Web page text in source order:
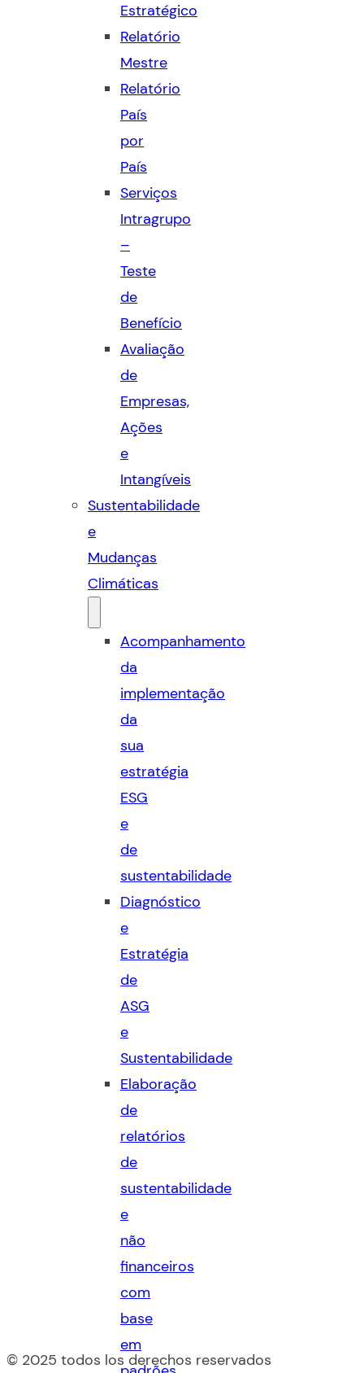
Estratégico
Relatório
Mestre
Relatório
País
por
País
Serviços
Intragrupo
–
Teste
de
Benefício
Avaliação
de
Empresas,
Ações
e
Intangíveis
Sustentabilidade
e
Mudanças
Climáticas
Acompanhamento
da
implementação
da
sua
estratégia
ESG
e
de
sustentabilidade
Diagnóstico
e
Estratégia
de
ASG
e
Sustentabilidade
Elaboração
de
relatórios
de
sustentabilidade
e
não
financeiros
com
base
em
© 2025 todos los derechos reservados